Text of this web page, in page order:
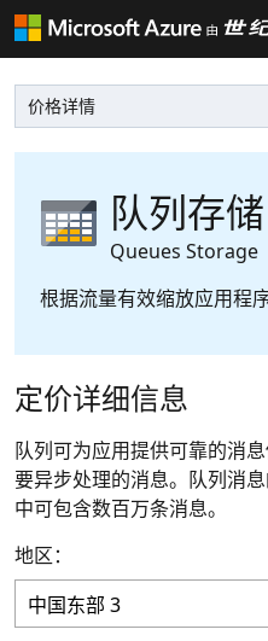
产品和定价
Azure 市场 >
Azure 支持计划 >
Azure 更新 >
Azure 博客 >
最近搜索历史
清除
队列存储
Queues Storage
根据流量有效缩放应用程
定价详细信息
队列可为应用提供可靠的消
要异步处理的消息。队列消
中可包含数百万条消息。
地区：